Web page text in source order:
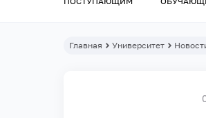
Главная Университет